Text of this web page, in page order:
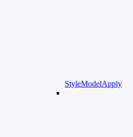
StyleModelApply